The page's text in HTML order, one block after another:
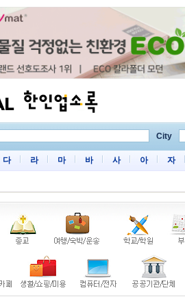
City
다 라 마 바 사 아 자